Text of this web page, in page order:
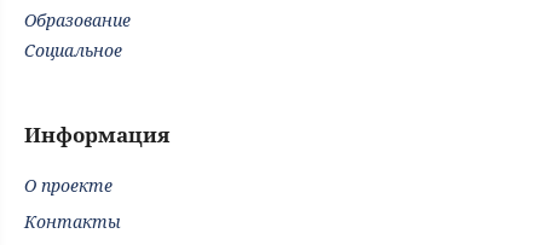
Образование
Социальное
Информация
О проекте
Контакты